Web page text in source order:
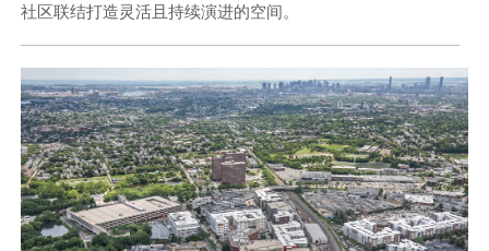
社区联结打造灵活且持续演进的空间。